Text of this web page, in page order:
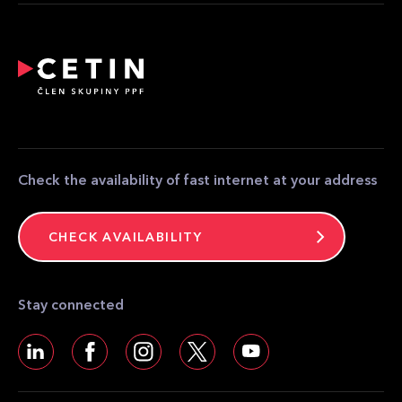
Relocation and modification of telecommunications
equipment
Check the availability of fast internet at your address
CHECK AVAILABILITY
Stay connected